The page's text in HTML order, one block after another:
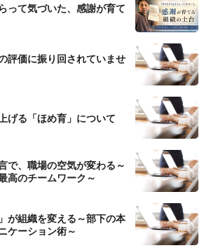
って気づいた、感謝が育て
評価に振り回されていませ
げる「ほめ育」について
で、職場の空気が変わる～
高のチームワーク～
が組織を変える～部下の本
ケーション術～